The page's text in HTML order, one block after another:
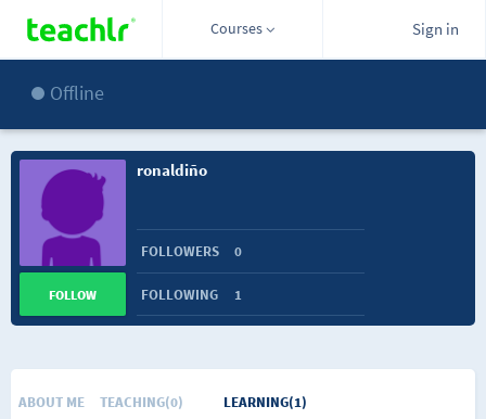
Courses Sign in
Offline
ronaldiño
FOLLOWERS 0
FOLLOWING 1
FOLLOW
ABOUT ME TEACHING(0) LEARNING(1)